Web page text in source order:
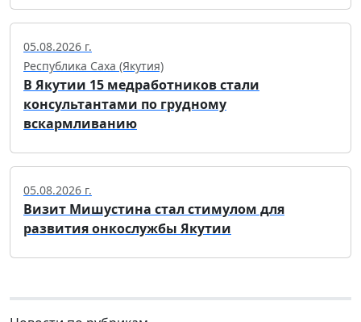
05.08.2026 г.
Республика Саха (Якутия)
В Якутии 15 медработников стали
консультантами по грудному
вскармливанию
05.08.2026 г.
Визит Мишустина стал стимулом для
развития онкослужбы Якутии